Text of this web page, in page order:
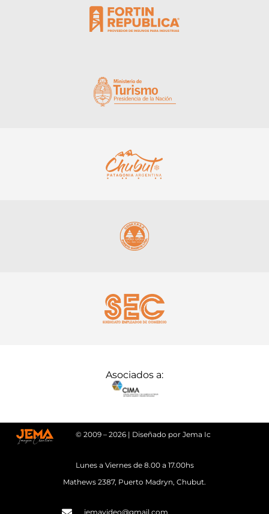
Asociados a:
© 2009 – 2026 | Diseñado por Jema Ic
Lunes a Viernes de 8.00 a 17.00hs
Mathews 2387, Puerto Madryn, Chubut.
jemavideo@gmail.com